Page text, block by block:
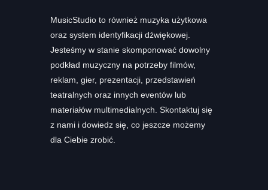
MusicStudio to również muzyka użytkowa
oraz system identyfikacji dźwiękowej.
Jesteśmy w stanie skomponować dowolny
podkład muzyczny na potrzeby filmów,
reklam, gier, prezentacji, przedstawień
teatralnych oraz innych eventów lub
materiałów multimedialnych. Skontaktuj się
z nami i dowiedz się, co jeszcze możemy
dla Ciebie zrobić.